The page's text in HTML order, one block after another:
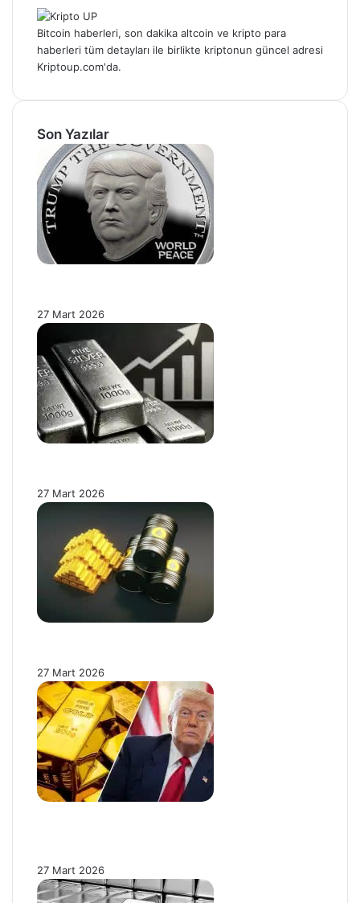
Bitcoin haberleri, son dakika altcoin ve kripto para
haberleri tüm detayları ile birlikte kriptonun güncel adresi
Kriptoup.com'da.
Son Yazılar
27 Mart 2026
27 Mart 2026
27 Mart 2026
27 Mart 2026